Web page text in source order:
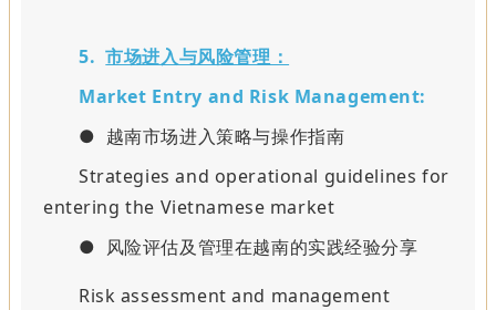
5.市场进入与风险管理：
Market Entry and Risk Management:
● 越南市场进入策略与操作指南
Strategies and operational guidelines for
entering the Vietnamese market
● 风险评估及管理在越南的实践经验分享
Risk assessment and management